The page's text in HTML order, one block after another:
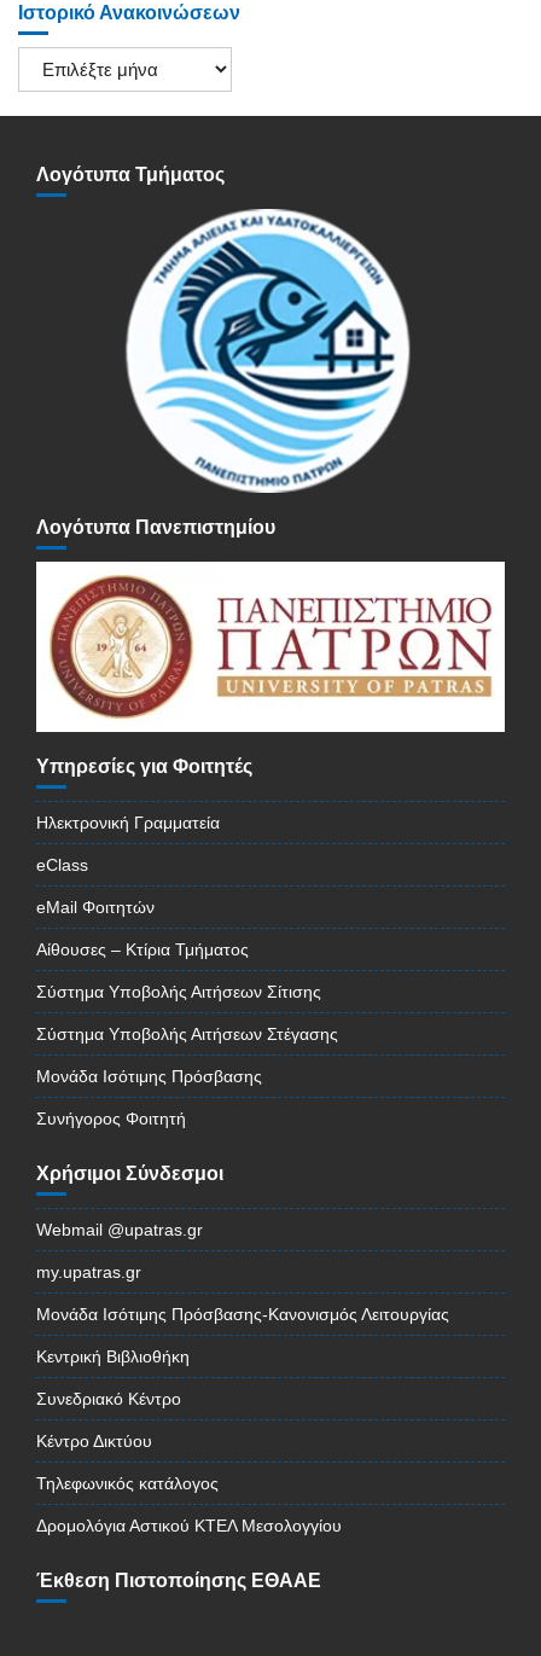
Ιστορικό Ανακοινώσεων
Ιστορικό
Ανακοινώσεων
Λογότυπα Τμήματος
Λογότυπα Πανεπιστημίου
Υπηρεσίες για Φοιτητές
Ηλεκτρονική Γραμματεία
eClass
eMail Φοιτητών
Αίθουσες – Κτίρια Τμήματος
Σύστημα Υποβολής Αιτήσεων Σίτισης
Σύστημα Υποβολής Αιτήσεων Στέγασης
Μονάδα Ισότιμης Πρόσβασης
Συνήγορος Φοιτητή
Χρήσιμοι Σύνδεσμοι
Webmail @upatras.gr
my.upatras.gr
Μονάδα Ισότιμης Πρόσβασης-Κανονισμός Λειτουργίας
Κεντρική Βιβλιοθήκη
Συνεδριακό Κέντρο
Κέντρο Δικτύου
Τηλεφωνικός κατάλογος
Δρομολόγια Αστικού ΚΤΕΛ Μεσολογγίου
Έκθεση Πιστοποίησης ΕΘΑΑΕ